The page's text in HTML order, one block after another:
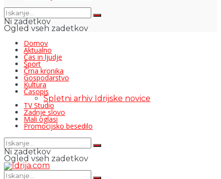
Ni zadetkov
Ogled vseh zadetkov
Domov
Aktualno
Čas in ljudje
Šport
Črna kronika
Gospodarstvo
Kultura
Časopis
Spletni arhiv Idrijske novice
TV Studio
Zadnje slovo
Mali oglasi
Promocijsko besedilo
Ni zadetkov
Ogled vseh zadetkov